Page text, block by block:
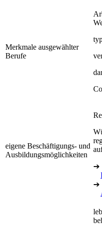
Merkmale ausgewählter
Berufe
eigene Beschäftigungs- und
Ausbildungsmöglichkeiten
➔
➔